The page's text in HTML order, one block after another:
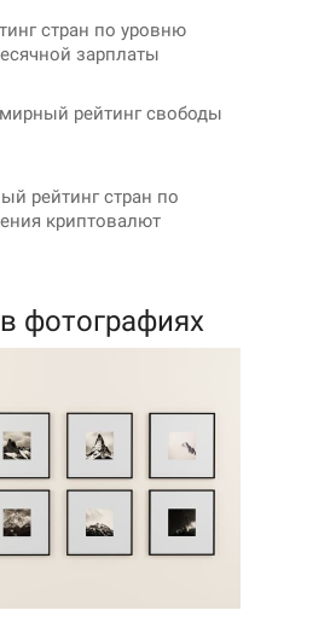
стран по уровню
зарплаты
рейтинг свободы
рейтинг стран по
криптовалют
фотографиях